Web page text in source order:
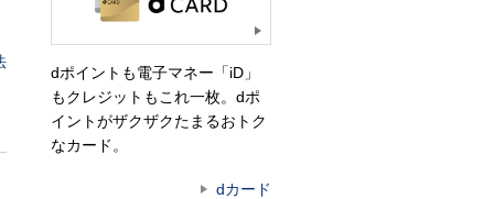
dポイントも電子マネー「iD」
もクレジットもこれ一枚。dポ
イントがザクザクたまるおトク
なカード。
dカード